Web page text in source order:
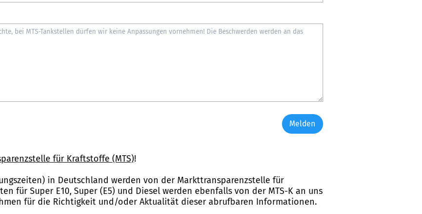
Melden
für Kraftstoffe (MTS)!
in Deutschland werden von der Markttransparenzstelle für
für Super E10, Super (E5) und Diesel werden ebenfalls von der MTS-K an uns
für die Richtigkeit und/oder Aktualität dieser abrufbaren Informationen.